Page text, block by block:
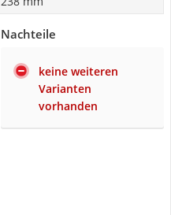
Nachteile
keine weiteren
Varianten
vorhanden